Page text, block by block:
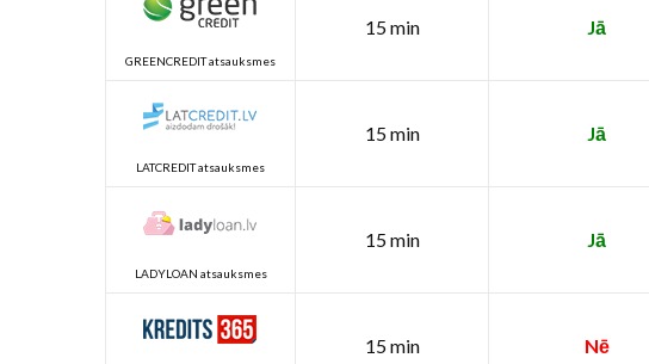
GREENCREDIT atsauksmes
15 min Jā
LATCREDIT atsauksmes
15 min Jā
LADYLOAN atsauksmes
15 min Jā
15 min Nē